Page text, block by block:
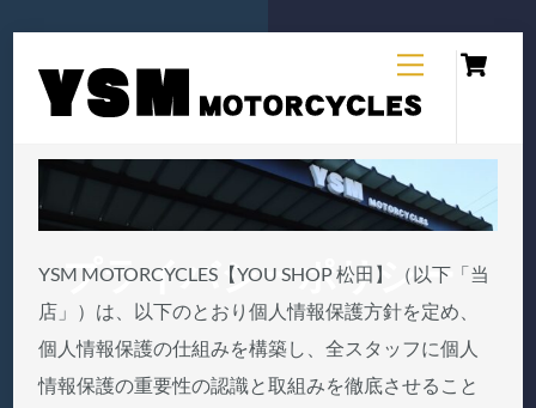
content
Menu
プライバシーポリシー
YSM MOTORCYCLES【YOU SHOP 松田】（以下「当
店」）は、以下のとおり個人情報保護方針を定め、
個人情報保護の仕組みを構築し、全スタッフに個人
情報保護の重要性の認識と取組みを徹底させること